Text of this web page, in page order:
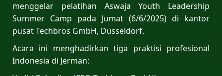
menggelar pelatihan Aswaja Youth Leadership
Summer Camp pada Jumat (6/6/2025) di kantor
pusat Techbros GmbH, Düsseldorf.
Acara ini menghadirkan tiga praktisi profesional
Indonesia di Jerman: